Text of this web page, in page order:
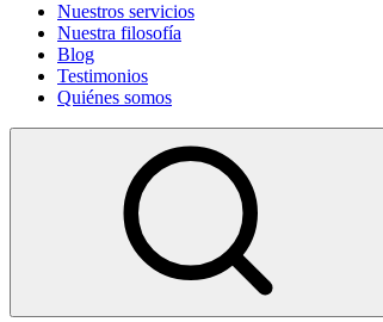
Nuestros servicios
Nuestra filosofía
Blog
Testimonios
Quiénes somos